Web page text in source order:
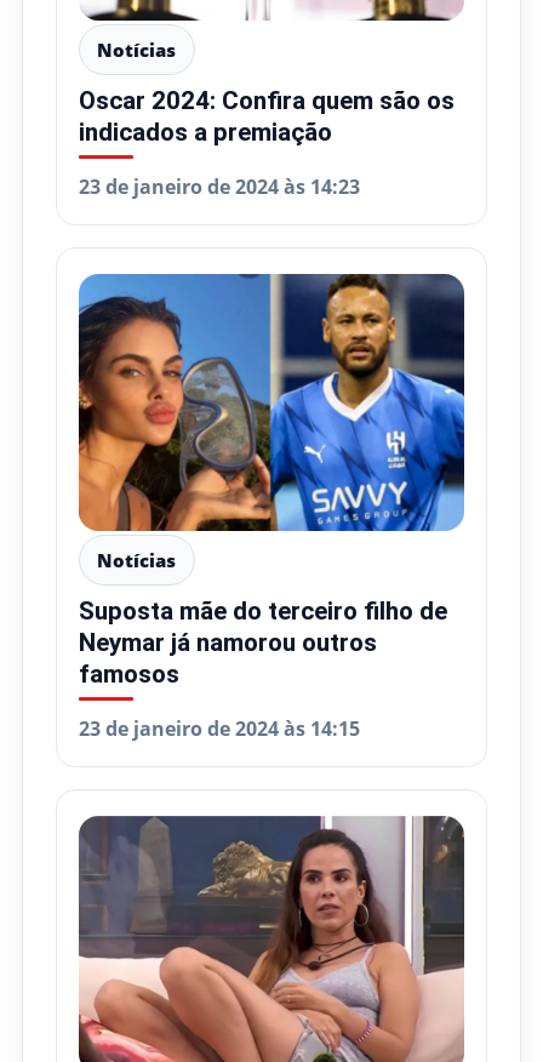
Notícias
Oscar 2024: Confira quem são os
indicados a premiação
23 de janeiro de 2024 às 14:23
Notícias
Suposta mãe do terceiro filho de
Neymar já namorou outros
famosos
23 de janeiro de 2024 às 14:15